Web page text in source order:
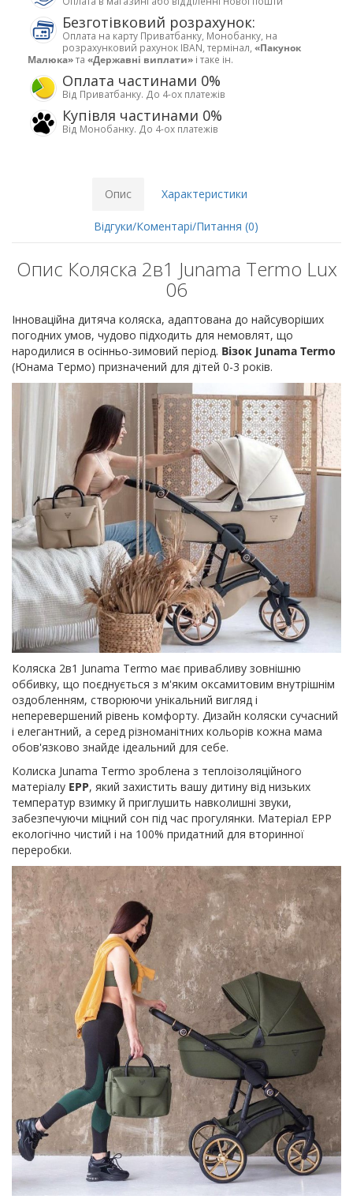
Безготівковий розрахунок:
Оплата на карту Приватбанку, Монобанку, на
розрахунковий рахунок IBAN, термінал, «Пакунок
Малюка»та «Державні виплати» і таке ін.
Оплата частинами 0%
Від Приватбанку. До 4-ох платежів
Купівля частинами 0%
Від Монобанку. До 4-ох платежів
Опис Характеристики
Відгуки/Коментарі/Питання (0)
Опис Коляска 2в1 Junama Termo Lux
06
Інноваційна дитяча коляска, адаптована до найсуворіших
погодних умов, чудово підходить для немовлят, що
народилися в осінньо-зимовий період. Візок Junama Termo
(Юнама Термо) призначений для дітей 0-3 років.
Коляска 2в1 Junama Termo має привабливу зовнішню
оббивку, що поєднується з м'яким оксамитовим внутрішнім
оздобленням, створюючи унікальний вигляд і
неперевершений рівень комфорту. Дизайн коляски сучасний
і елегантний, а серед різноманітних кольорів кожна мама
обов'язково знайде ідеальний для себе.
Колиска Junama Termo зроблена з теплоізоляційного
матеріалу EPP, який захистить вашу дитину від низьких
температур взимку й приглушить навколишні звуки,
забезпечуючи міцний сон під час прогулянки. Матеріал EPP
екологічно чистий і на 100% придатний для вторинної
переробки.